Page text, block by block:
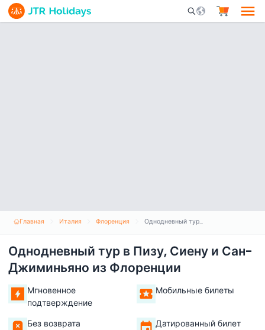
Mobile Search
Главная Италия Флоренция Однодневный тур в Пизу, Сиену и Сан-Джиминьяно из Флоренции
Однодневный тур в Пизу, Сиену и Сан-
Джиминьяно из Флоренции
Мгновенное
подтверждение
Мобильные билеты
Без возврата Датированный билет